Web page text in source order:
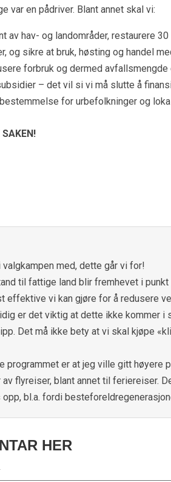
var en pådriver. Blant annet skal vi:
av hav- og landområder, restaurere
og sikre at bruk, høsting og handel
forbruk og dermed avfallsmengde
– det vil si vi må slutte å
for urbefolkninger og
SAKEN!
valgkampen med, dette går vi for!
til fattige land blir fremhevet i
effektive vi kan gjøre for å redusere
er det viktig at dette ikke kommer i
Det må ikke bety at vi skal kjøpe
programmet er at jeg ville gitt høyere
av flyreiser, blant annet til feriereiser.
bl.a. fordi
HER